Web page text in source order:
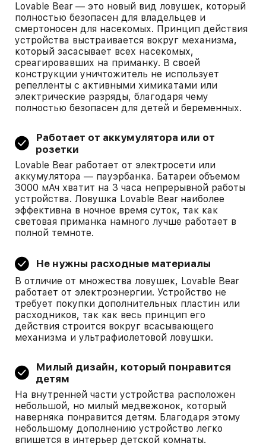
Lovable Bear — это новый вид ловушек, который
полностью безопасен для владельцев и
смертоносен для насекомых. Принцип действия
устройства выстраивается вокруг механизма,
который засасывает всех насекомых,
среагировавших на приманку. В своей
конструкции уничтожитель не использует
репелленты с активными химикатами или
электрические разряды, благодаря чему
полностью безопасен для детей и беременных.
Работает от аккумулятора или от
розетки
Lovable Bear работает от электросети или
аккумулятора — пауэрбанка. Батареи объемом
3000 мАч хватит на 3 часа непрерывной работы
устройства. Ловушка Lovable Bear наиболее
эффективна в ночное время суток, так как
световая приманка намного лучше работает в
полной темноте.
Не нужны расходные материалы
В отличие от множества ловушек, Lovable Bear
работает от электроэнергии. Устройство не
требует покупки дополнительных пластин или
расходников, так как весь принцип его
действия строится вокруг всасывающего
механизма и ультрафиолетовой ловушки.
Милый дизайн, который понравится
детям
На внутренней части устройства расположен
небольшой, но милый медвежонок, который
наверняка понравится детям. Благодаря этому
небольшому дополнению устройство легко
впишется в интерьер детской комнаты.